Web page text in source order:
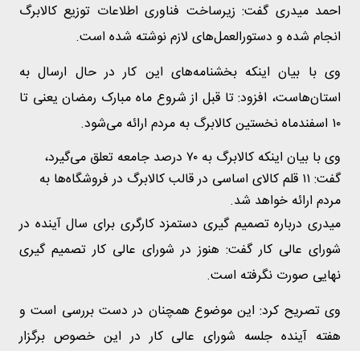
احمد میدری گفت: زیرساخت فناوری اطلاعات توزیع کالابرگ
انجام شده و دستورالعمل‌های لازم نوشته شده است.
وی با بیان اینکه بخشنامه‌های این کار در حال ارسال به
استان‌هاست، افزود: تا قبل از شروع ماه مبارک رمضان یعنی تا
۱۰ اسفندماه نخستین کالابرگ به مردم ارائه می‌شود.
وی با بیان اینکه کالابرگ به ۷۰ درصد جامعه تعلق می‌گیرد،
گفت: ۱۱ قلم کالای اساسی در قالب کالابرگ در فروشگاه‌ها به
مردم ارائه خواهد شد.
میدری درباره تصمیم گیری دستمزد کارگری برای سال آینده در
شورای عالی کار گفت: هنوز در شورای عالی کار تصمیم گیری
نهایی صورت نگرفته است.
وی تصریح کرد: این موضوع همچنان در دست بررسی است و
هفته آینده جلسه شورای عالی کار در این خصوص برگزار